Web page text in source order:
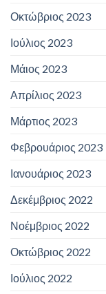
Οκτώβριος 2023
Ιούλιος 2023
Μάιος 2023
Απρίλιος 2023
Μάρτιος 2023
Φεβρουάριος 2023
Ιανουάριος 2023
Δεκέμβριος 2022
Νοέμβριος 2022
Οκτώβριος 2022
Ιούλιος 2022